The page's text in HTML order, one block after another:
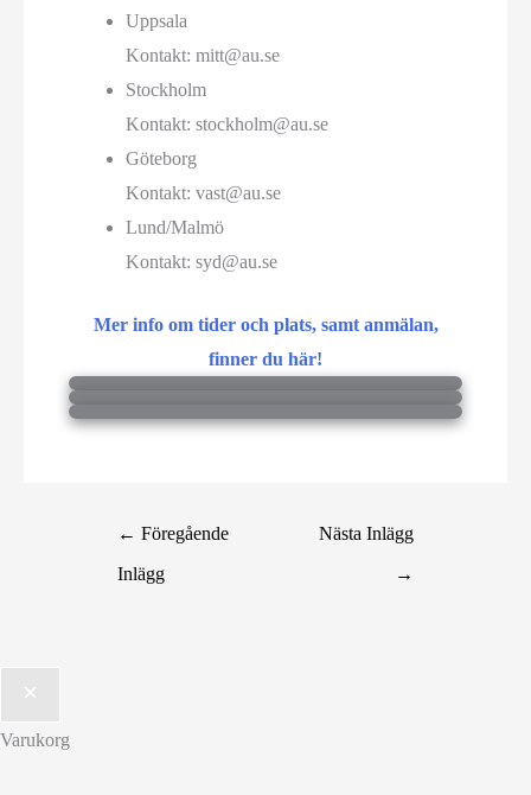
Uppsala
Kontakt: mitt@au.se
Stockholm
Kontakt: stockholm@au.se
Göteborg
Kontakt: vast@au.se
Lund/Malmö
Kontakt: syd@au.se
Mer info om tider och plats, samt anmälan,
finner du här!
← Föregående
Inlägg
Nästa Inlägg
→
Varukorg